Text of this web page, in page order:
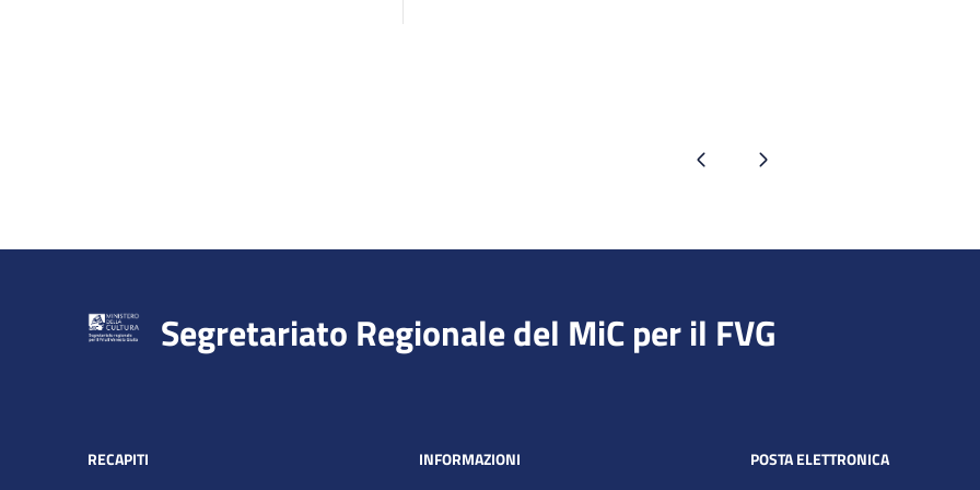
Pagina precedentePagina successiva
Segretariato Regionale del MiC per il FVG
RECAPITI INFORMAZIONI POSTA ELETTRONICA